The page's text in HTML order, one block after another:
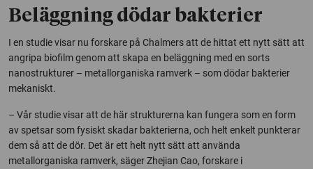
Beläggning dödar bakterier
I en studie visar nu forskare på Chalmers att de hittat ett nytt sätt att
angripa biofilm genom att skapa en beläggning med en sorts
nanostrukturer – metallorganiska ramverk – som dödar bakterier
mekaniskt.
– Vår studie visar att de här strukturerna kan fungera som en form
av spetsar som fysiskt skadar bakterierna, och helt enkelt punkterar
dem så att de dör. Det är ett helt nytt sätt att använda
metallorganiska ramverk, säger Zhejian Cao, forskare i